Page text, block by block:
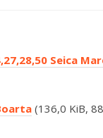
Seica
(136,0 KiB,